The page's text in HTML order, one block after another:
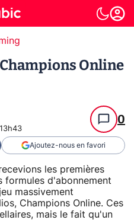
Online
0
Ajoutez-nous en favori
les premières
formules d'abonnement
massivement
Champions Online. Ces
mais le fait qu'un